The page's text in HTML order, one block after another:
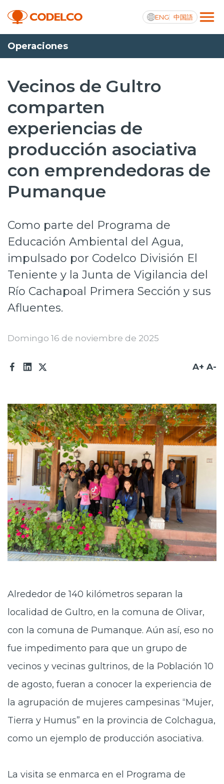
ENG 中国語
Transparencia activa
Nosotros
Operaciones
Proyectos
Sustentabilidad
Innovación
Prensa
Trabaja en Codelco
Transparencia activa
Canales de denuncia
Acceso trabajadores/as
Operaciones
Vecinos de Gultro
comparten
experiencias de
producción asociativa
con emprendedoras de
Pumanque
Como parte del Programa de
Educación Ambiental del Agua,
impulsado por Codelco División El
Teniente y la Junta de Vigilancia del
Río Cachapoal Primera Sección y sus
Afluentes.
Domingo 16 de noviembre de 2025
A+ A-
Alrededor de 140 kilómetros separan la
localidad de Gultro, en la comuna de Olivar,
con la comuna de Pumanque. Aún así, eso no
fue impedimento para que un grupo de
vecinos y vecinas gultrinos, de la Población 10
de agosto, fueran a conocer la experiencia de
la agrupación de mujeres campesinas “Mujer,
Tierra y Humus” en la provincia de Colchagua,
como un ejemplo de producción asociativa.
La visita se enmarca en el Programa de